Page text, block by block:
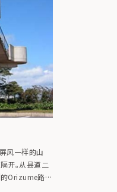
风一样的山
开。从县道二
Orizume路线